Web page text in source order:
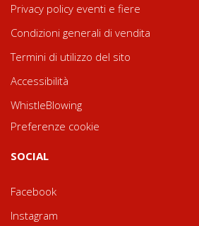
Privacy policy eventi e fiere
Condizioni generali di vendita
Termini di utilizzo del sito
Accessibilità
WhistleBlowing
Preferenze cookie
SOCIAL
Facebook
Instagram